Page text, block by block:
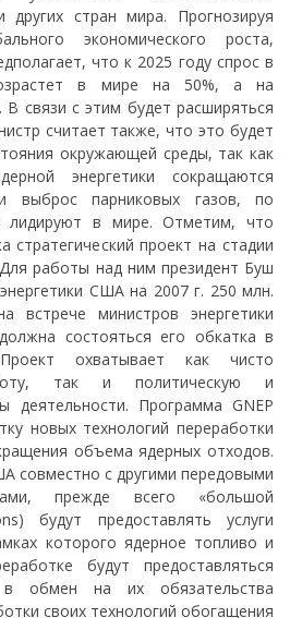
стран мира. Прогнозируя
экономического роста,
что к 2025 году спрос в
в мире на 50%, а на
В связи с этим будет расширяться
считает также, что это будет
окружающей среды, так как
энергетики сокращаются
выброс парниковых газов, по
в мире. Отметим, что
стратегический проект на стадии
работы над ним президент Буш
США на 2007 г. 250 млн.
встрече министров энергетики
состояться его обкатка в
охватывает как чисто
так и политическую и
деятельности. Программа GNEP
новых технологий переработки
объема ядерных отходов.
совместно с другими передовыми
прежде всего «большой
будут предоставлять услуги
которого ядерное топливо и
будут предоставляться
в обмен на их обязательства
своих технологий обогащения